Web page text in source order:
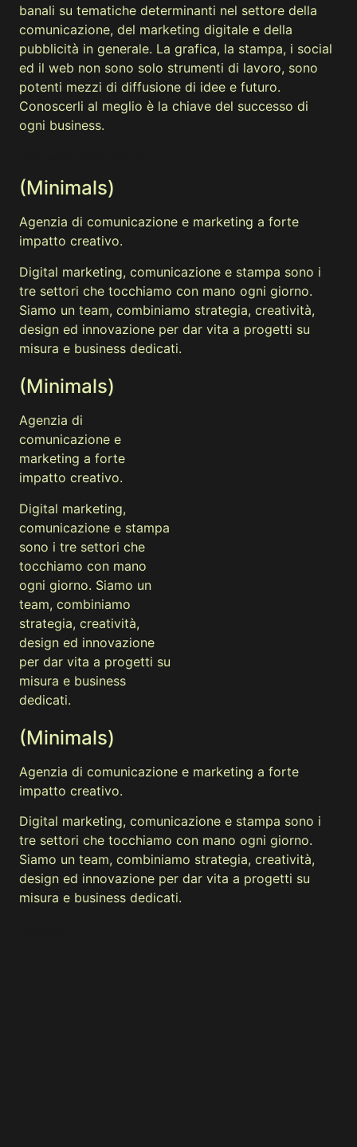
banali su tematiche determinanti nel settore della
comunicazione, del marketing digitale e della
pubblicità in generale. La grafica, la stampa, i social
ed il web non sono solo strumenti di lavoro, sono
potenti mezzi di diffusione di idee e futuro.
Conoscerli al meglio è la chiave del successo di
ogni business.
(Minimals)
Agenzia di comunicazione e marketing a forte
impatto creativo.
Digital marketing, comunicazione e stampa sono i
tre settori che tocchiamo con mano ogni giorno.
Siamo un team, combiniamo strategia, creatività,
design ed innovazione per dar vita a progetti su
misura e business dedicati.
(Minimals)
Agenzia di
comunicazione e
marketing a forte
impatto creativo.
Digital marketing,
comunicazione e stampa
sono i tre settori che
tocchiamo con mano
ogni giorno. Siamo un
team, combiniamo
strategia, creatività,
design ed innovazione
per dar vita a progetti su
misura e business
dedicati.
(Minimals)
Agenzia di comunicazione e marketing a forte
impatto creativo.
Digital marketing, comunicazione e stampa sono i
tre settori che tocchiamo con mano ogni giorno.
Siamo un team, combiniamo strategia, creatività,
design ed innovazione per dar vita a progetti su
misura e business dedicati.